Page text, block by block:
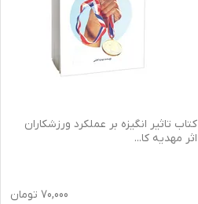
کتاب تاثیر انگیزه بر عملکرد ورزشکاران
اثر مهدیه کا...
70,000 تومان